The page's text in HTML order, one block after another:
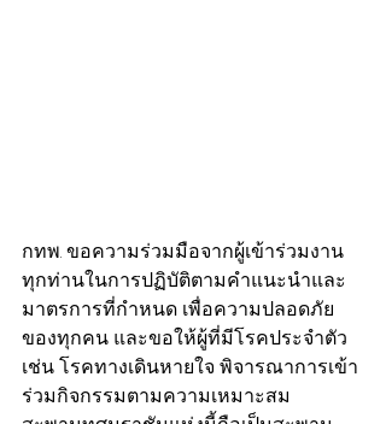
กทพ. ขอความร่วมมือจากผู้เข้าร่วมงาน
ทุกท่านในการปฏิบัติตามคำแนะนำและ
มาตรการที่กำหนด เพื่อความปลอดภัย
ของทุกคน และขอให้ผู้ที่มีโรคประจำตัว
เช่น โรคทางเดินหายใจ พิจารณาการเข้า
ร่วมกิจกรรมตามความเหมาะสม